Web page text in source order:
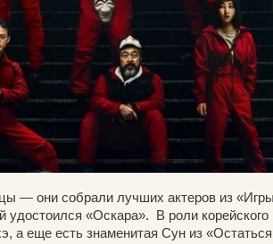
— они собрали лучших актеров из
удостоился «Оскара». В роли
а еще есть знаменитая Сун из